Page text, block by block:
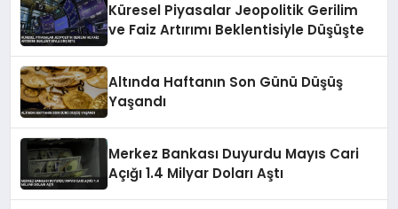
Küresel Piyasalar Jeopolitik Gerilim
ve Faiz Artırımı Beklentisiyle Düşüşte
Altında Haftanın Son Günü Düşüş
Yaşandı
Merkez Bankası Duyurdu Mayıs Cari
Açığı 1.4 Milyar Doları Aştı